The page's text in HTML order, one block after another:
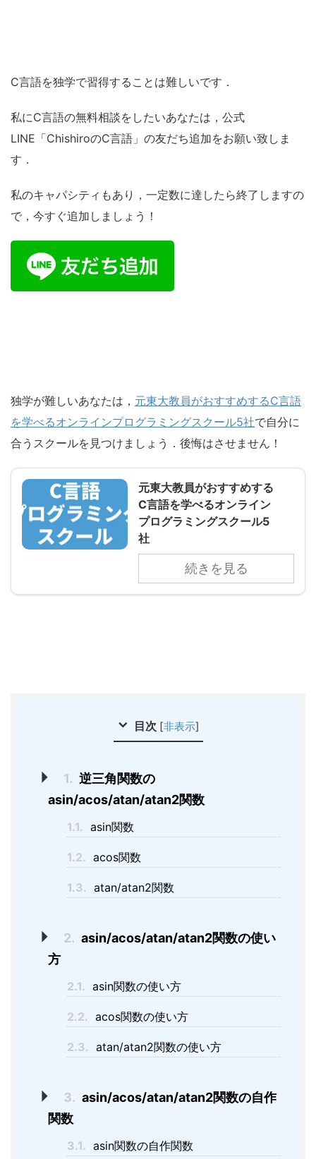
C言語を独学で習得することは難しいです．
私にC言語の無料相談をしたいあなたは，公式
LINE「ChishiroのC言語」の友だち追加をお願い致しま
す．
私のキャパシティもあり，一定数に達したら終了しますの
で，今すぐ追加しましょう！
独学が難しいあなたは， 元東大教員がおすすめするC言語
を学べるオンラインプログラミングスクール5社で自分に
合うスクールを見つけましょう．後悔はさせません！
元東大教員がおすすめする
C言語を学べるオンライン
プログラミングスクール5
社
続きを見る
目次 [非表示]
1. 逆三角関数の
asin/acos/atan/atan2関数
1.1. asin関数
1.2. acos関数
1.3. atan/atan2関数
2. asin/acos/atan/atan2関数の使い
方
2.1. asin関数の使い方
2.2. acos関数の使い方
2.3. atan/atan2関数の使い方
3. asin/acos/atan/atan2関数の自作
関数
3.1. asin関数の自作関数